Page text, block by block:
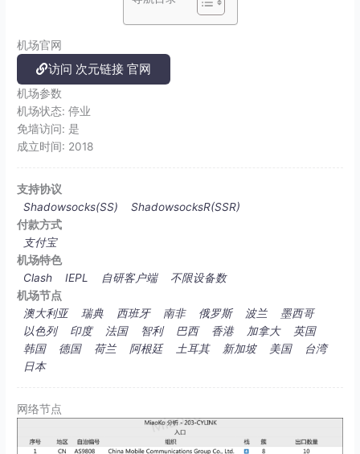
机场官网
访问 次元链接 官网
机场参数
机场状态:停业
免墙访问: 是
成立时间: 2018
支持协议
Shadowsocks(SS)
ShadowsocksR(SSR)
付款方式
支付宝
机场特色
Clash
IEPL 自研客户端
不限设备数
机场节点
澳大利亚
瑞典 西班牙 南非 俄罗斯 波兰
墨西哥
以色列
印度 法国 智利 巴西 香港 加拿大
英国
韩国
德国 荷兰 阿根廷 土耳其 新加坡 美国
台湾
日本
网络节点